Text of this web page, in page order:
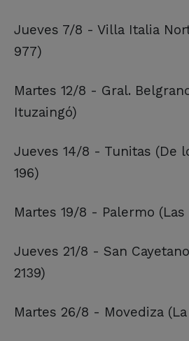
Jueves 7/8 - Villa Italia
977)
Martes 12/8 - Gral.
Ituzaingó)
Jueves 14/8 - Tunitas (De
196)
Martes 19/8 - Palermo (Las
Jueves 21/8 - San
2139)
Martes 26/8 - Movediza (La